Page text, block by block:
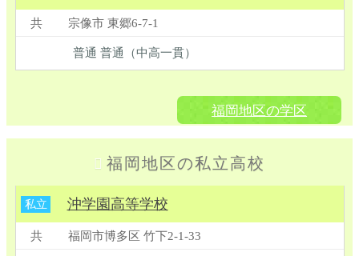
共 宗像市 東郷6-7-1
普通 普通（中高一貫）
福岡地区の学区
福岡地区の私立高校
私立 沖学園高等学校
共 福岡市博多区 竹下2-1-33